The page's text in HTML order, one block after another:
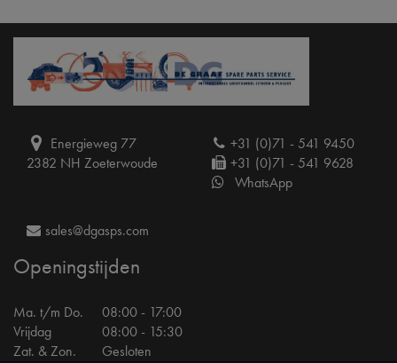
Energieweg 77
2382 NH Zoeterwoude
+31 (0)71 - 541 9450
+31 (0)71 - 541 9628
WhatsApp
sales@dgasps.com
Openingstijden
Ma. t/m Do.
08:00 - 17:00
Vrijdag
08:00 - 15:30
Zat. & Zon.
Gesloten